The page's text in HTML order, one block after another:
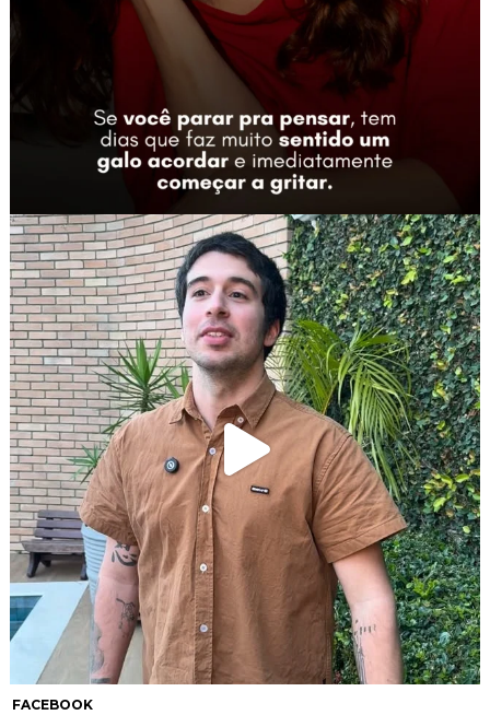
FACEBOOK